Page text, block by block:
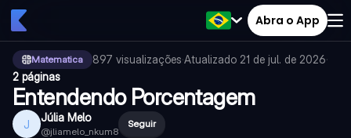
Abra o App
Matematica 897 visualizações·Atualizado 21 de jul. de 2026·
2 páginas
Entendendo Porcentagem
J Júlia Melo
@jliamelo_nkum8
Seguir